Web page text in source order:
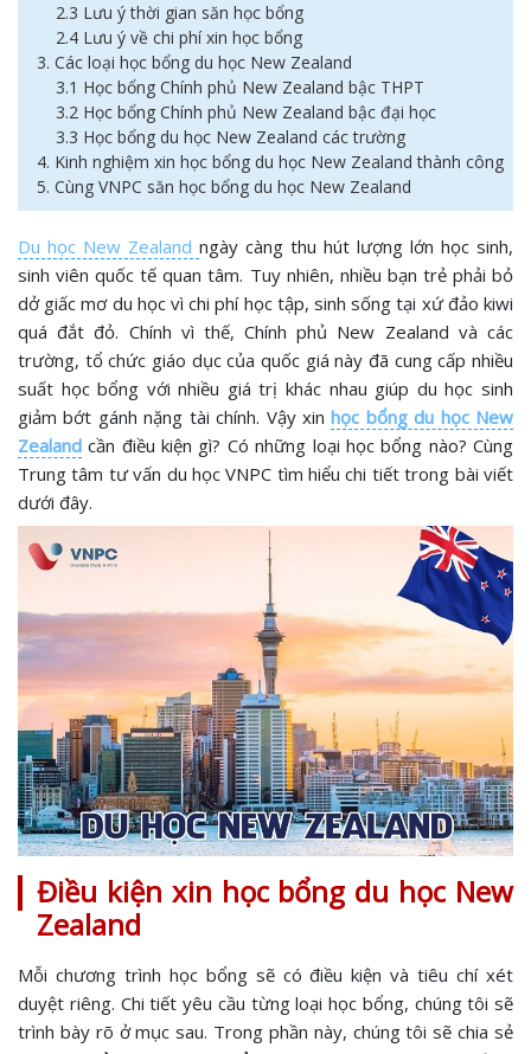
2.3 Lưu ý thời gian săn học bổng
2.4 Lưu ý về chi phí xin học bổng
3. Các loại học bổng du học New Zealand
3.1 Học bổng Chính phủ New Zealand bậc THPT
3.2 Học bổng Chính phủ New Zealand bậc đại học
3.3 Học bổng du học New Zealand các trường
4. Kinh nghiệm xin học bổng du học New Zealand thành công
5. Cùng VNPC săn học bổng du học New Zealand
Du học New Zealand ngày càng thu hút lượng lớn học sinh,
sinh viên quốc tế quan tâm. Tuy nhiên, nhiều bạn trẻ phải bỏ
dở giấc mơ du học vì chi phí học tập, sinh sống tại xứ đảo kiwi
quá đắt đỏ. Chính vì thế, Chính phủ New Zealand và các
trường, tổ chức giáo dục của quốc giá này đã cung cấp nhiều
suất học bổng với nhiều giá trị khác nhau giúp du học sinh
giảm bớt gánh nặng tài chính. Vậy xinhọc bổng du học New
Zealand cần điều kiện gì? Có những loại học bổng nào? Cùng
Trung tâm tư vấn du học VNPC tìm hiểu chi tiết trong bài viết
dưới đây.
Điều kiện xin học bổng du học New
Zealand
Mỗi chương trình học bổng sẽ có điều kiện và tiêu chí xét
duyệt riêng. Chi tiết yêu cầu từng loại học bổng, chúng tôi sẽ
trình bày rõ ở mục sau. Trong phần này, chúng tôi sẽ chia sẻ